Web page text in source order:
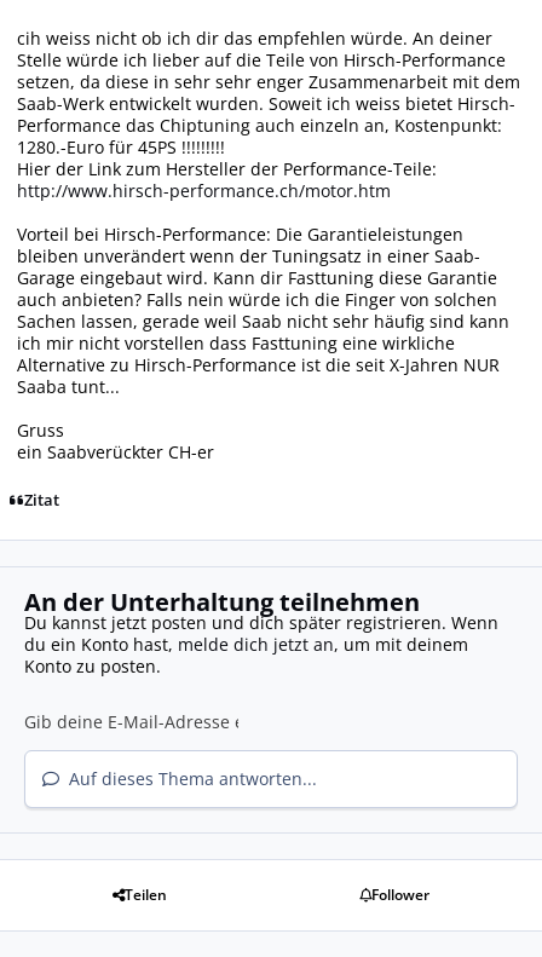
cih weiss nicht ob ich dir das empfehlen würde. An deiner
Stelle würde ich lieber auf die Teile von Hirsch-Performance
setzen, da diese in sehr sehr enger Zusammenarbeit mit dem
Saab-Werk entwickelt wurden. Soweit ich weiss bietet Hirsch-
Performance das Chiptuning auch einzeln an, Kostenpunkt:
1280.-Euro für 45PS !!!!!!!!!
Hier der Link zum Hersteller der Performance-Teile:
http://www.hirsch-performance.ch/motor.htm
Vorteil bei Hirsch-Performance: Die Garantieleistungen
bleiben unverändert wenn der Tuningsatz in einer Saab-
Garage eingebaut wird. Kann dir Fasttuning diese Garantie
auch anbieten? Falls nein würde ich die Finger von solchen
Sachen lassen, gerade weil Saab nicht sehr häufig sind kann
ich mir nicht vorstellen dass Fasttuning eine wirkliche
Alternative zu Hirsch-Performance ist die seit X-Jahren NUR
Saaba tunt...
Gruss
ein Saabverückter CH-er
Zitat
An der Unterhaltung teilnehmen
Du kannst jetzt posten und dich später registrieren. Wenn
du ein Konto hast, melde dich jetzt an, um mit deinem
Konto zu posten.
Auf dieses Thema antworten...
Teilen Follower